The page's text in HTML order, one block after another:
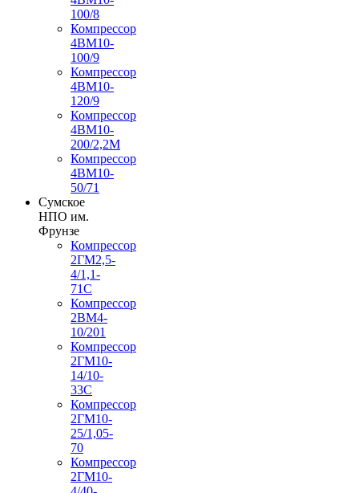
100/8
Компрессор
4ВМ10-
100/9
Компрессор
4ВМ10-
120/9
Компрессор
4ВМ10-
200/2,2М
Компрессор
4ВМ10-
50/71
Сумское
НПО им.
Фрунзе
Компрессор
2ГМ2,5-
4/1,1-
71С
Компрессор
2ВМ4-
10/201
Компрессор
2ГМ10-
14/10-
33С
Компрессор
2ГМ10-
25/1,05-
70
Компрессор
2ГМ10-